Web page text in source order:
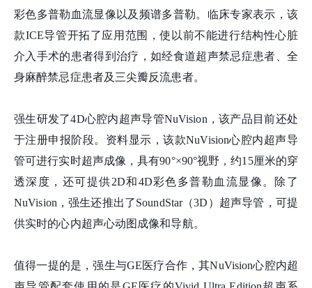
彩色多普勒血流显像以及频谱多普勒。临床专家表示，该
款ICE导管开拓了应用范围，使以前不能进行结构性心脏
介入手术的患者得到治疗，如经食道超声禁忌症患者、全
身麻醉禁忌症患者及三尖瓣反流患者。
强生研发了4D心腔内超声导管NuVision，该产品目前还处
于注册申报阶段。资料显示，该款NuVision心腔内超声导
管可进行实时超声成像，具有90°×90°视野，约15厘米的穿
透深度，还可提供2D和4D彩色多普勒血流显像。除了
NuVision，强生还推出了SoundStar（3D）超声导管，可提
供实时的心内超声心动图成像和导航。
值得一提的是，强生与GE医疗合作，其NuVision心腔内超